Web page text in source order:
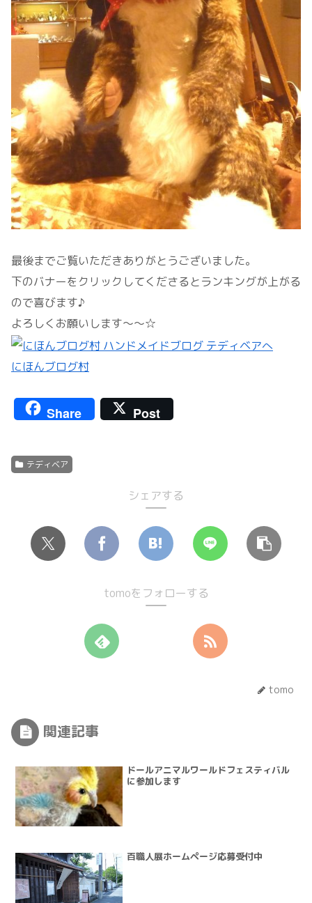
最後までご覧いただきありがとうございました。
下のバナーをクリックしてくださるとランキングが上がる
ので喜びます♪
よろしくお願いします～～☆
にほんブログ村
Share Post
テディベア
シェアする
tomoをフォローする
tomo
関連記事
ドールアニマルワールドフェスティバル
に参加します
百職人展ホームページ応募受付中